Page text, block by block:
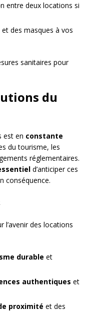
entre deux locations si
des masques à vos
sanitaires pour
du
est en constante
du tourisme, les
réglementaires.
d’anticiper ces
conséquence.
l’avenir des locations
durable et
authentiques et
proximité et des